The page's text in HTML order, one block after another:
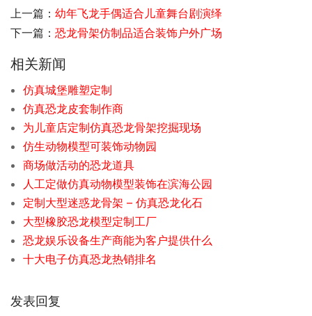
上一篇： 幼年飞龙手偶适合儿童舞台剧演绎
下一篇： 恐龙骨架仿制品适合装饰户外广场
相关新闻
仿真城堡雕塑定制
仿真恐龙皮套制作商
为儿童店定制仿真恐龙骨架挖掘现场
仿生动物模型可装饰动物园
商场做活动的恐龙道具
人工定做仿真动物模型装饰在滨海公园
定制大型迷惑龙骨架 – 仿真恐龙化石
大型橡胶恐龙模型定制工厂
恐龙娱乐设备生产商能为客户提供什么
十大电子仿真恐龙热销排名
发表回复